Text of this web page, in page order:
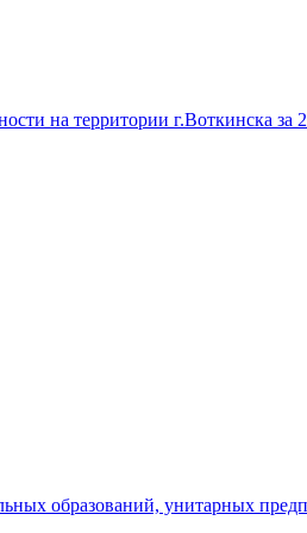
на территории г.Воткинска за
образований, унитарных